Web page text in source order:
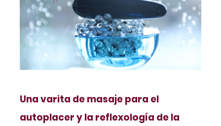
Una varita de masaje para el
autoplacer y la reflexología de la